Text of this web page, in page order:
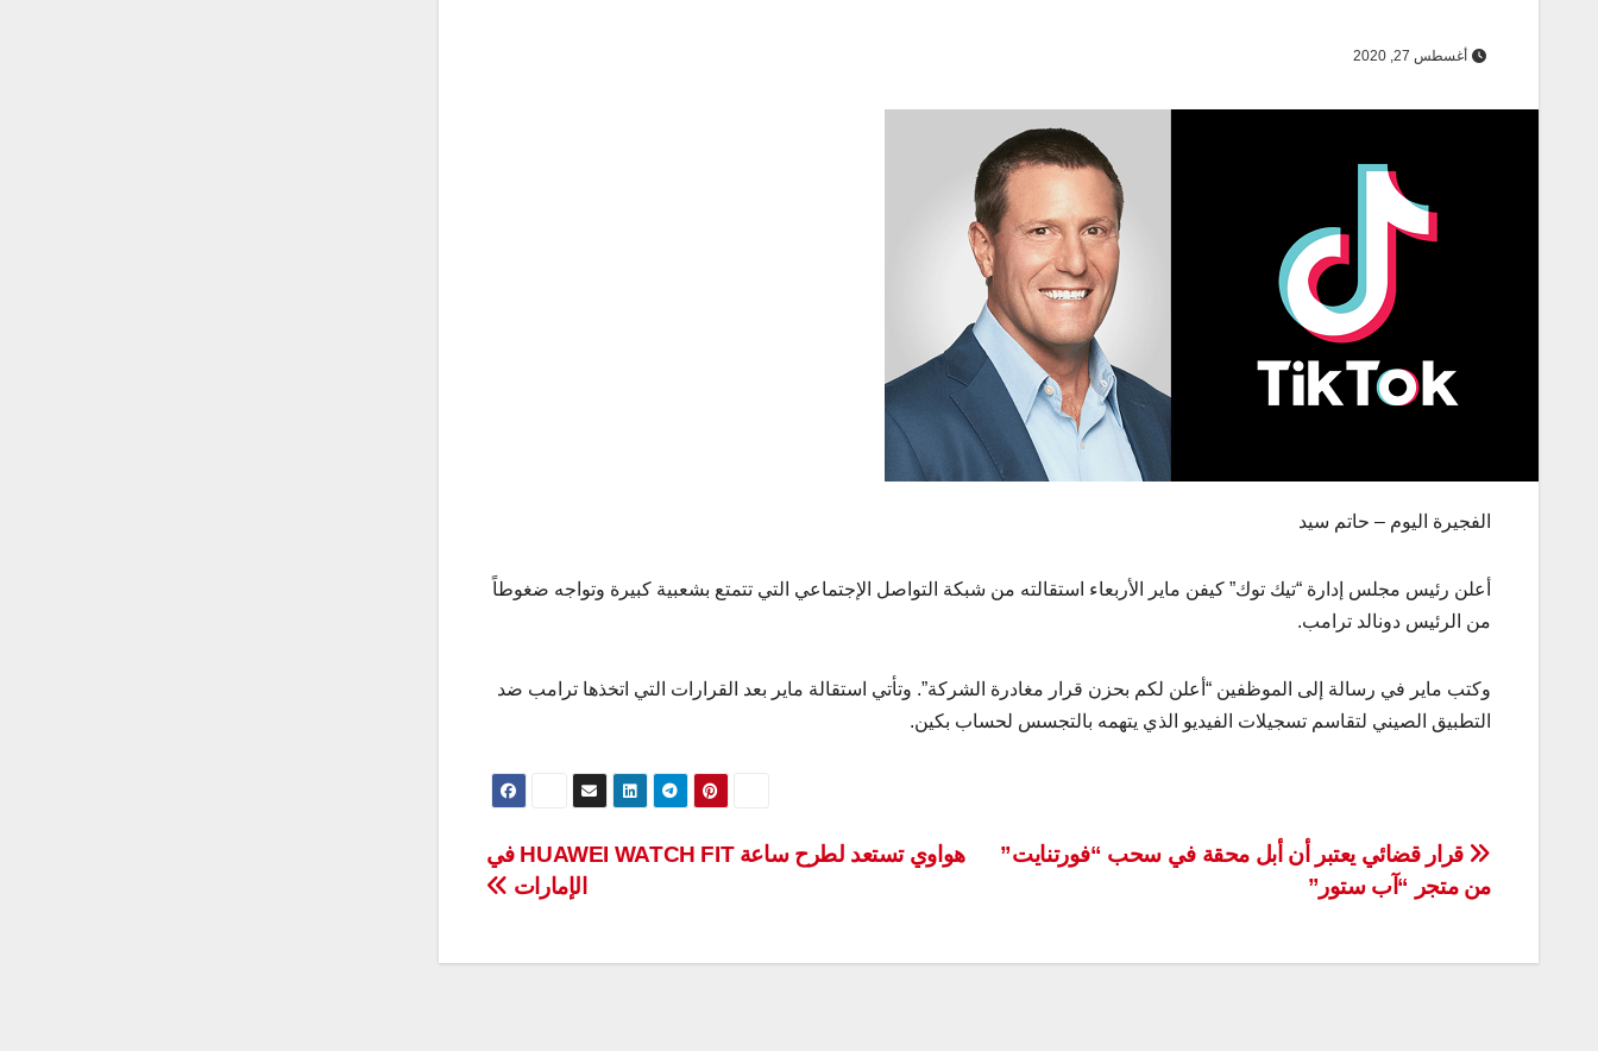
أغسطس 27, 2020
الفجيرة اليوم – حاتم سيد
أعلن رئيس مجلس إدارة “تيك توك” كيفن ماير الأربعاء استقالته من شبكة التواصل الإجتماعي التي تتمتع بشعبية كبيرة وتواجه ضغوطاً
من الرئيس دونالد ترامب.
وكتب ماير في رسالة إلى الموظفين “أعلن لكم بحزن قرار مغادرة الشركة”. وتأتي استقالة ماير بعد القرارات التي اتخذها ترامب ضد
التطبيق الصيني لتقاسم تسجيلات الفيديو الذي يتهمه بالتجسس لحساب بكين.
تصفّح
المقالات
هواوي تستعد لطرح ساعة HUAWEI WATCH FIT في
الإمارات
قرار قضائي يعتبر أن أبل محقة في سحب “فورتنايت”
من متجر “آب ستور”